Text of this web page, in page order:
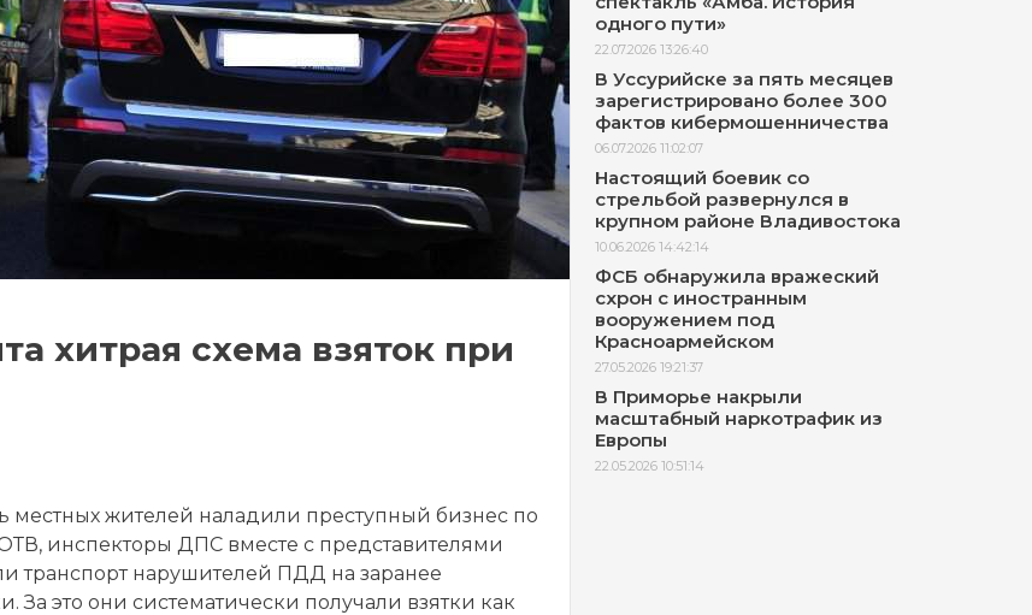
хитрая схема взяток при
местных жителей наладили преступный бизнес по
инспекторы ДПС вместе с представителями
транспорт нарушителей ПДД на заранее
это они систематически получали взятки как
одного пути»
22.07.2026 13:26:40
В Уссурийске за пять месяцев
зарегистрировано более 300
фактов кибермошенничества
06.07.2026 11:02:07
Настоящий боевик со
стрельбой развернулся в
крупном районе Владивостока
10.06.2026 14:42:14
ФСБ обнаружила вражеский
схрон с иностранным
вооружением под
Красноармейском
27.05.2026 19:21:37
В Приморье накрыли
масштабный наркотрафик из
Европы
22.05.2026 10:51:14